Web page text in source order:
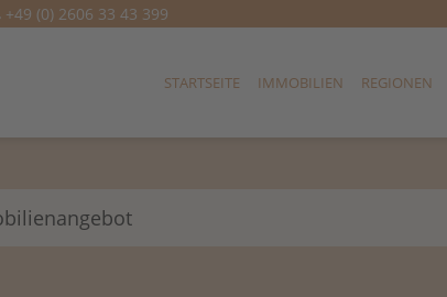
+49 (0) 2606 33 43 399
STARTSEITE IMMOBILIEN REGIONEN